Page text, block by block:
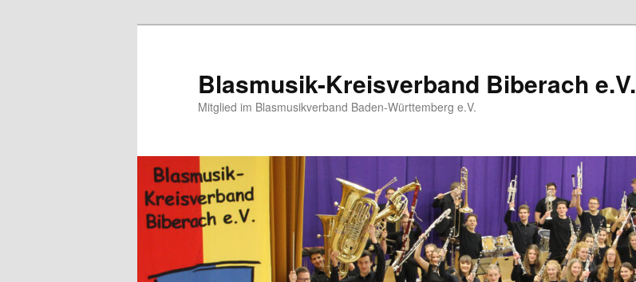
Blasmusik-Kreisverband Biberach e.V.
Mitglied im Blasmusikverband Baden-Württemberg e.V.